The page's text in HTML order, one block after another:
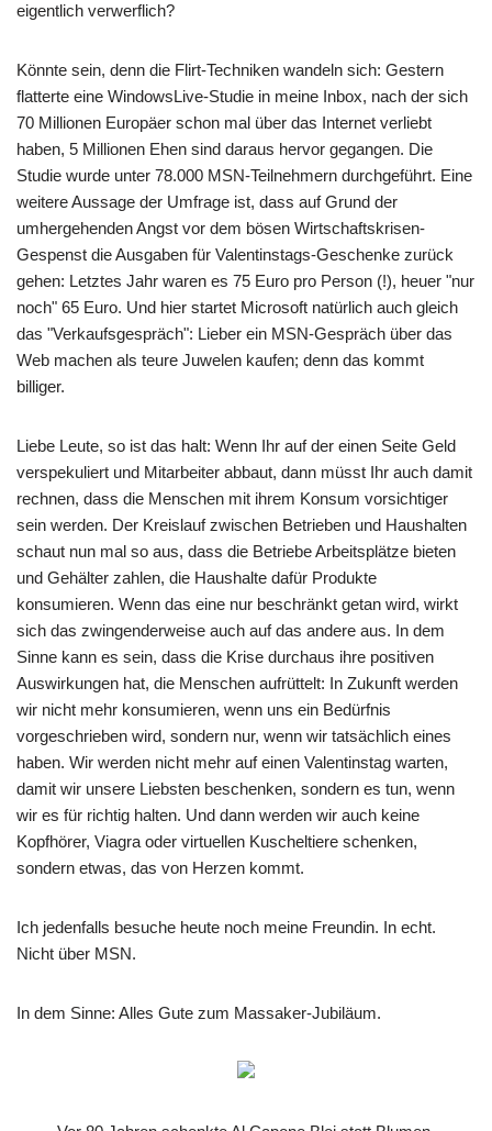
eigentlich verwerflich?
Könnte sein, denn die Flirt-Techniken wandeln sich: Gestern
flatterte eine WindowsLive-Studie in meine Inbox, nach der sich
70 Millionen Europäer schon mal über das Internet verliebt
haben, 5 Millionen Ehen sind daraus hervor gegangen. Die
Studie wurde unter 78.000 MSN-Teilnehmern durchgeführt. Eine
weitere Aussage der Umfrage ist, dass auf Grund der
umhergehenden Angst vor dem bösen Wirtschaftskrisen-
Gespenst die Ausgaben für Valentinstags-Geschenke zurück
gehen: Letztes Jahr waren es 75 Euro pro Person (!), heuer "nur
noch" 65 Euro. Und hier startet Microsoft natürlich auch gleich
das "Verkaufsgespräch": Lieber ein MSN-Gespräch über das
Web machen als teure Juwelen kaufen; denn das kommt
billiger.
Liebe Leute, so ist das halt: Wenn Ihr auf der einen Seite Geld
verspekuliert und Mitarbeiter abbaut, dann müsst Ihr auch damit
rechnen, dass die Menschen mit ihrem Konsum vorsichtiger
sein werden. Der Kreislauf zwischen Betrieben und Haushalten
schaut nun mal so aus, dass die Betriebe Arbeitsplätze bieten
und Gehälter zahlen, die Haushalte dafür Produkte
konsumieren. Wenn das eine nur beschränkt getan wird, wirkt
sich das zwingenderweise auch auf das andere aus. In dem
Sinne kann es sein, dass die Krise durchaus ihre positiven
Auswirkungen hat, die Menschen aufrüttelt: In Zukunft werden
wir nicht mehr konsumieren, wenn uns ein Bedürfnis
vorgeschrieben wird, sondern nur, wenn wir tatsächlich eines
haben. Wir werden nicht mehr auf einen Valentinstag warten,
damit wir unsere Liebsten beschenken, sondern es tun, wenn
wir es für richtig halten. Und dann werden wir auch keine
Kopfhörer, Viagra oder virtuellen Kuscheltiere schenken,
sondern etwas, das von Herzen kommt.
Ich jedenfalls besuche heute noch meine Freundin. In echt.
Nicht über MSN.
In dem Sinne: Alles Gute zum Massaker-Jubiläum.